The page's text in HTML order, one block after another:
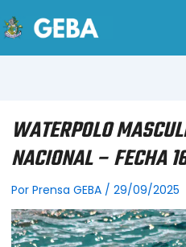
WATERPOLO
NACIONAL – FECHA
Por Prensa GEBA / 29/09/2025